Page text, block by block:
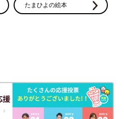
たまひよの絵本